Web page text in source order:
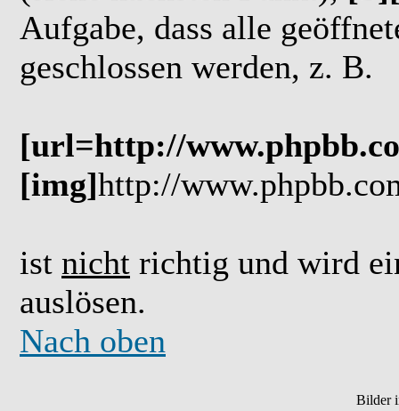
Aufgabe, dass alle
geschlossen werden, z. B.
[url=http://
[img]http://
ist nicht richtig und wird
auslösen.
Nach oben
Bilder